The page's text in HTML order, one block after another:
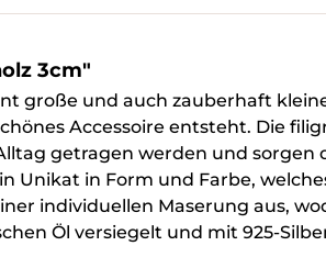
3cm"
große und auch zauberhaft
Accessoire entsteht. Die
getragen werden und sorgen
Unikat in Form und Farbe,
individuellen Maserung aus,
Öl versiegelt und mit 925-